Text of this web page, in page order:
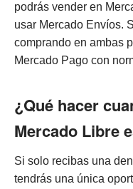
podrás vender en
usar Mercado Envíos.
comprando en ambas
Mercado Pago con
¿Qué hacer
Mercado Libre
Si solo recibas una
tendrás una única